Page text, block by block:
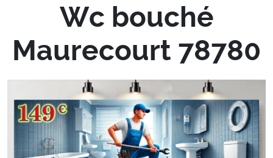
Wc bouché
Maurecourt 78780